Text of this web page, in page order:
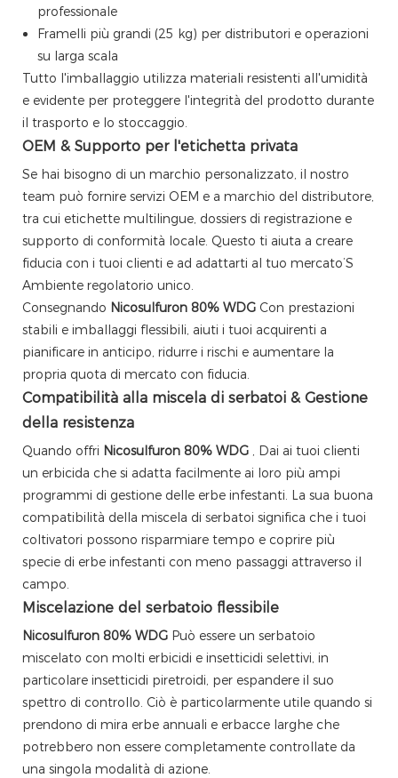
professionale
Framelli più grandi (25 kg) per distributori e operazioni
su larga scala
Tutto l'imballaggio utilizza materiali resistenti all'umidità
e evidente per proteggere l'integrità del prodotto durante
il trasporto e lo stoccaggio.
OEM & Supporto per l'etichetta privata
Se hai bisogno di un marchio personalizzato, il nostro
team può fornire servizi OEM e a marchio del distributore,
tra cui etichette multilingue, dossiers di registrazione e
supporto di conformità locale. Questo ti aiuta a creare
fiducia con i tuoi clienti e ad adattarti al tuo mercato’S
Ambiente regolatorio unico.
Consegnando Nicosulfuron 80% WDG Con prestazioni
stabili e imballaggi flessibili, aiuti i tuoi acquirenti a
pianificare in anticipo, ridurre i rischi e aumentare la
propria quota di mercato con fiducia.
Compatibilità alla miscela di serbatoi & Gestione
della resistenza
Quando offri Nicosulfuron 80% WDG
, Dai ai tuoi clienti
un erbicida che si adatta facilmente ai loro più ampi
programmi di gestione delle erbe infestanti. La sua buona
compatibilità della miscela di serbatoi significa che i tuoi
coltivatori possono risparmiare tempo e coprire più
specie di erbe infestanti con meno passaggi attraverso il
campo.
Miscelazione del serbatoio flessibile
Nicosulfuron 80% WDG Può essere un serbatoio
miscelato con molti erbicidi e insetticidi selettivi, in
particolare insetticidi piretroidi, per espandere il suo
spettro di controllo. Ciò è particolarmente utile quando si
prendono di mira erbe annuali e erbacce larghe che
potrebbero non essere completamente controllate da
una singola modalità di azione.